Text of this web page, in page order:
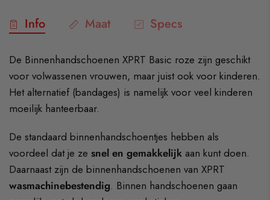
Info Maat Specs
De Binnenhandschoenen XPRT Basic roze zijn geschikt
voor volwassenen vrouwen, maar juist ook voor kinderen.
Het alternatief (bandages) is namelijk voor veel kinderen
moeilijk hanteerbaar.
De standaard binnenhandschoentjes hebben als
voordeel dat je zesnel en gemakkelijk aan kunt doen.
Daarnaast zijn de binnenhandschoenen van XPRT
wasmachinebestendig. Binnen handschoenen gaan